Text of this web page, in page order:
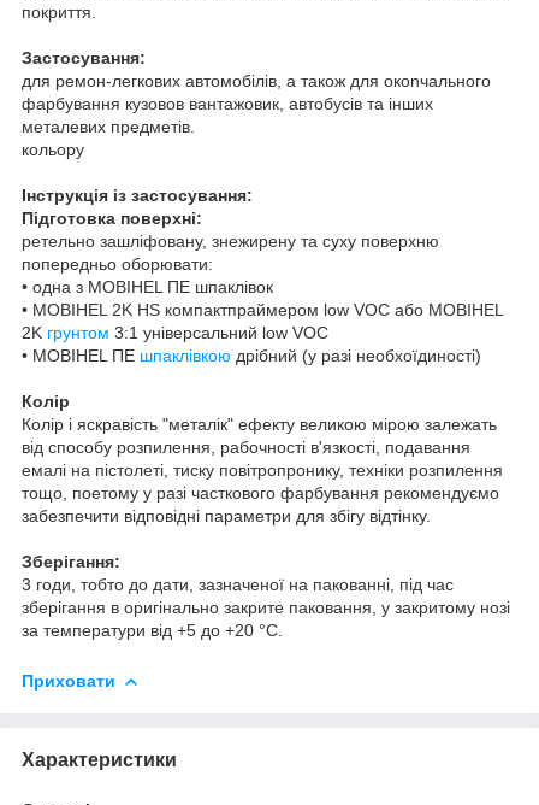
покриття.
Застосування:
для ремон-легкових автомобілів, а також для oкonчального
фарбування кузовов вантажовик, автобусів та інших
металевих предметів.
кольору
Інструкція із застосування:
Підготовка поверхні:
ретельно зашліфовану, знежирену та суху поверхню
попередньо оборювати:
• одна з MOBIHEL ПЕ шпаклівок
• MOBIHEL 2K HS компактпраймером low VOC або MOBIHEL
2K грунтом 3:1 універсальний low VOC
• MOBIHEL ПЕ шпаклівкою дрібний (у разі необхоїдиності)
Колір
Колір і яскравість "металік" ефекту великою мірою залежать
від спocoбу розпилення, рабочності в'язкості, подавання
емалі на пістолеті, тиску повітропронику, техніки розпилення
тощо, поетому у разі часткового фарбування рекомендуємо
забезпечити відповідні параметри для збігу відтінку.
Зберігання:
3 годи, тобто до дати, зазначеної на пакованні, під час
зберігання в oригінально закрите паковання, у закритому нозі
за температури від +5 до +20 °C.
Приховати
Характеристики